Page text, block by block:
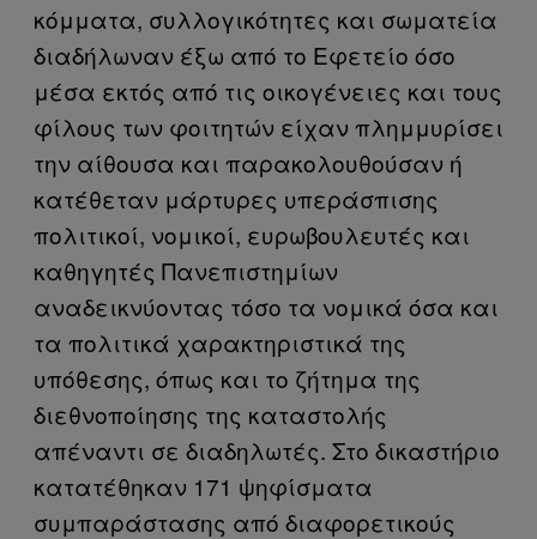
κόμματα, συλλογικότητες και σωματεία
διαδήλωναν έξω από το Εφετείο όσο
μέσα εκτός από τις οικογένειες και τους
φίλους των φοιτητών είχαν πλημμυρίσει
την αίθουσα και παρακολουθούσαν ή
κατέθεταν μάρτυρες υπεράσπισης
πολιτικοί, νομικοί, ευρωβουλευτές και
καθηγητές Πανεπιστημίων
αναδεικνύοντας τόσο τα νομικά όσα και
τα πολιτικά χαρακτηριστικά της
υπόθεσης, όπως και το ζήτημα της
διεθνοποίησης της καταστολής
απέναντι σε διαδηλωτές. Στο δικαστήριο
κατατέθηκαν 171 ψηφίσματα
συμπαράστασης από διαφορετικούς